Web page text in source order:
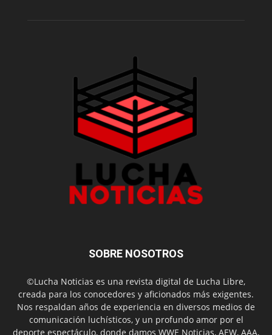
SOBRE NOSOTROS
©Lucha Noticias es una revista digital de Lucha Libre,
creada para los conocedores y aficionados más exigentes.
Nos respaldan años de experiencia en diversos medios de
comunicación luchísticos, y un profundo amor por el
deporte espectáculo, donde damos WWE Noticias, AEW, AAA,